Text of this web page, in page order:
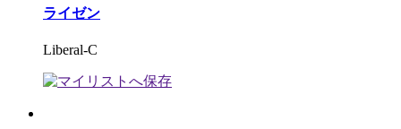
ライゼン
Liberal-C